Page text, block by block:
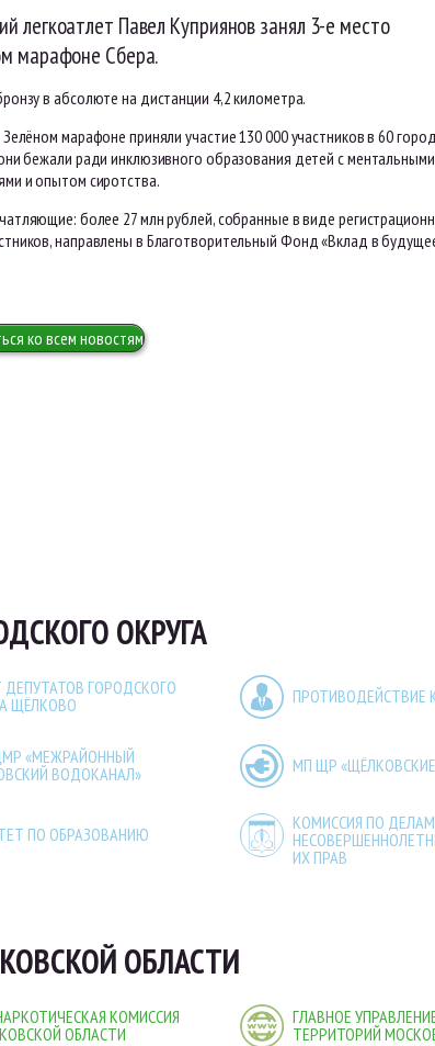
легкоатлет Павел Куприянов занял 3-е место
марафоне Сбера.
в абсолюте на дистанции 4,2 километра.
марафоне приняли участие 130 000 участников в 60
бежали ради инклюзивного образования детей с ментальными
и опытом сиротства.
более 27 млн рублей, собранные в виде
направлены в Благотворительный Фонд «Вклад в
ко всем новостям
ОКРУГА
ДЕПУТАТОВ ГОРОДСКОГО
ЩЁЛКОВО
ПРОТИВОДЕЙСТВИЕ
«МЕЖРАЙОННЫЙ
ВОДОКАНАЛ»
МП ЩР
ПО ОБРАЗОВАНИЮ
КОМИССИЯ ПО ДЕЛАМ
ИХ ПРАВ
ОБЛАСТИ
КОМИССИЯ
ОБЛАСТИ
ГЛАВНОЕ
ТЕРРИТОРИЙ